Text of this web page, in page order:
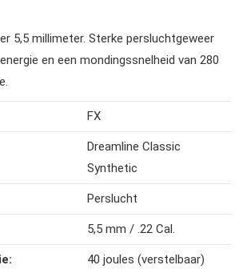
5,5 millimeter. Sterke persluchtgeweer
en een mondingssnelheid van 280
FX
Dreamline Classic
Synthetic
Perslucht
5,5 mm / .22 Cal.
40 joules (verstelbaar)